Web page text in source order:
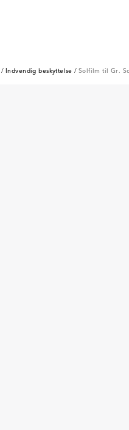
/ Indvendig beskyttelse / Solfilm til Gr.